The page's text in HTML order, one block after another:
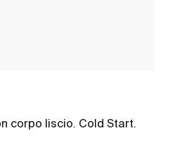
corpo liscio. Cold Start.